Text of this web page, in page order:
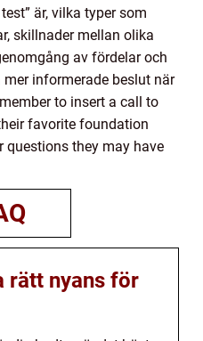
är, vilka typer som
skillnader mellan olika
av fördelar och
informerade beslut när
to insert a call to
favorite foundation
questions they may have
rätt nyans för